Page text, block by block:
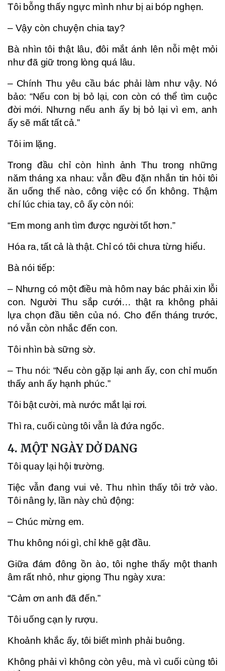
Tôi bỗng thấy ngực mình như bị ai bóp nghẹn.
– Vậy còn chuyện chia tay?
Bà nhìn tôi thật lâu, đôi mắt ánh lên nỗi mệt mỏi
như đã giữ trong lòng quá lâu.
– Chính Thu yêu cầu bác phải làm như vậy. Nó
bảo: “Nếu con bị bỏ lại, con còn có thể tìm cuộc
đời mới. Nhưng nếu anh ấy bị bỏ lại vì em, anh
ấy sẽ mất tất cả.”
Tôi im lặng.
Trong đầu chỉ còn hình ảnh Thu trong những
năm tháng xa nhau: vẫn đều đặn nhắn tin hỏi tôi
ăn uống thế nào, công việc có ổn không. Thậm
chí lúc chia tay, cô ấy còn nói:
“Em mong anh tìm được người tốt hơn.”
Hóa ra, tất cả là thật. Chỉ có tôi chưa từng hiểu.
Bà nói tiếp:
– Nhưng có một điều mà hôm nay bác phải xin lỗi
con. Người Thu sắp cưới… thật ra không phải
lựa chọn đầu tiên của nó. Cho đến tháng trước,
nó vẫn còn nhắc đến con.
Tôi nhìn bà sững sờ.
– Thu nói: “Nếu còn gặp lại anh ấy, con chỉ muốn
thấy anh ấy hạnh phúc.”
Tôi bật cười, mà nước mắt lại rơi.
Thì ra, cuối cùng tôi vẫn là đứa ngốc.
4. MỘT NGÀY DỞ DANG
Tôi quay lại hội trường.
Tiệc vẫn đang vui vẻ. Thu nhìn thấy tôi trở vào.
Tôi nâng ly, lần này chủ động:
– Chúc mừng em.
Thu không nói gì, chỉ khẽ gật đầu.
Giữa đám đông ồn ào, tôi nghe thấy một thanh
âm rất nhỏ, như giọng Thu ngày xưa:
“Cảm ơn anh đã đến.”
Tôi uống cạn ly rượu.
Khoảnh khắc ấy, tôi biết mình phải buông.
Không phải vì không còn yêu, mà vì cuối cùng tôi